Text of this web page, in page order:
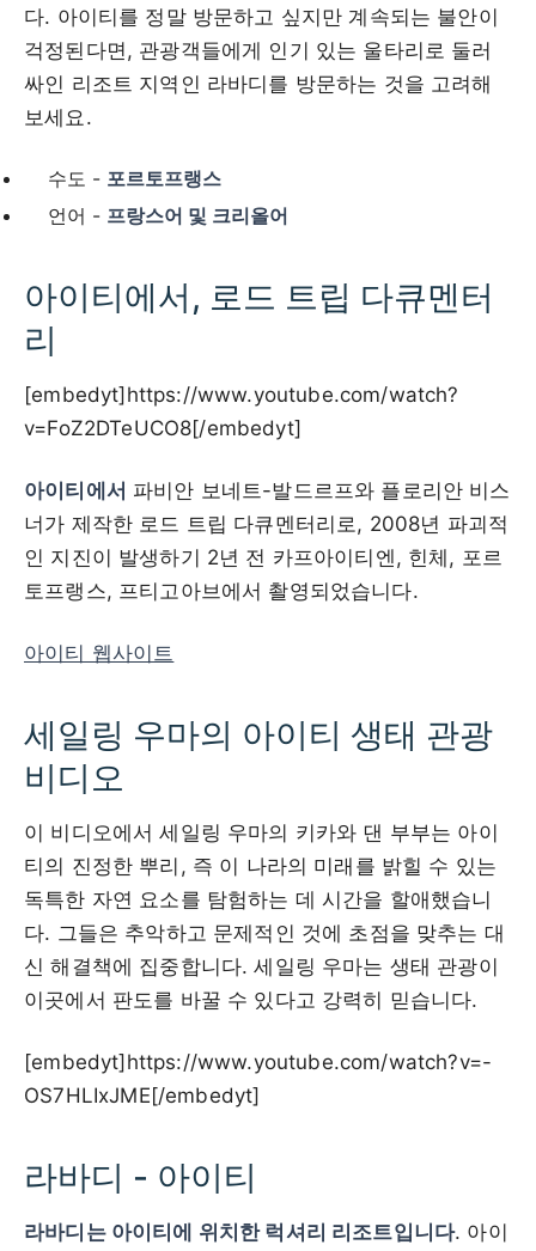
다. 아이티를 정말 방문하고 싶지만 계속되는 불안이
걱정된다면, 관광객들에게 인기 있는 울타리로 둘러
싸인 리조트 지역인 라바디를 방문하는 것을 고려해
보세요.
수도 - 포르토프랭스
언어 - 프랑스어 및 크리올어
아이티에서, 로드 트립 다큐멘터
리
[embedyt]https://www.youtube.com/watch?
v=FoZ2DTeUCO8[/embedyt]
아이티에서 파비안 보네트-발드르프와 플로리안 비스
너가 제작한 로드 트립 다큐멘터리로, 2008년 파괴적
인 지진이 발생하기 2년 전 카프아이티엔, 힌체, 포르
토프랭스, 프티고아브에서 촬영되었습니다.
아이티 웹사이트
세일링 우마의 아이티 생태 관광
비디오
이 비디오에서 세일링 우마의 키카와 댄 부부는 아이
티의 진정한 뿌리, 즉 이 나라의 미래를 밝힐 수 있는
독특한 자연 요소를 탐험하는 데 시간을 할애했습니
다. 그들은 추악하고 문제적인 것에 초점을 맞추는 대
신 해결책에 집중합니다. 세일링 우마는 생태 관광이
이곳에서 판도를 바꿀 수 있다고 강력히 믿습니다.
[embedyt]https://www.youtube.com/watch?v=-
OS7HLIxJME[/embedyt]
라바디 - 아이티
라바디는 아이티에 위치한 럭셔리 리조트입니다. 아이